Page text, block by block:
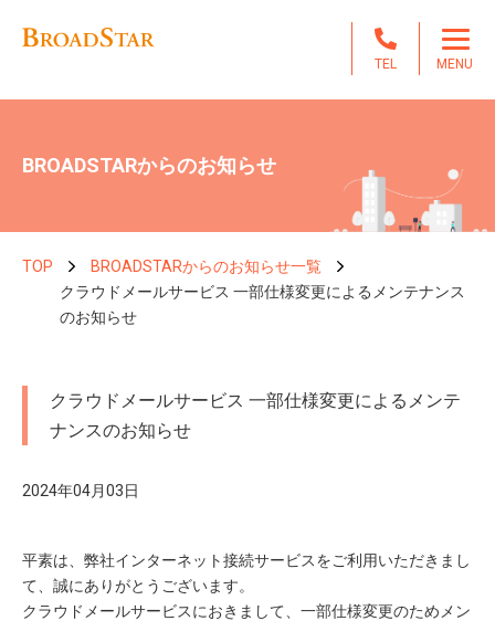
TEL MENU
BROADSTARからのお知らせ
TOP
BROADSTARからのお知らせ一覧
クラウドメールサービス 一部仕様変更によるメンテナンス
のお知らせ
クラウドメールサービス 一部仕様変更によるメンテ
ナンスのお知らせ
2024年04月03日
平素は、弊社インターネット接続サービスをご利用いただきまし
て、誠にありがとうございます。
クラウドメールサービスにおきまして、一部仕様変更のためメン